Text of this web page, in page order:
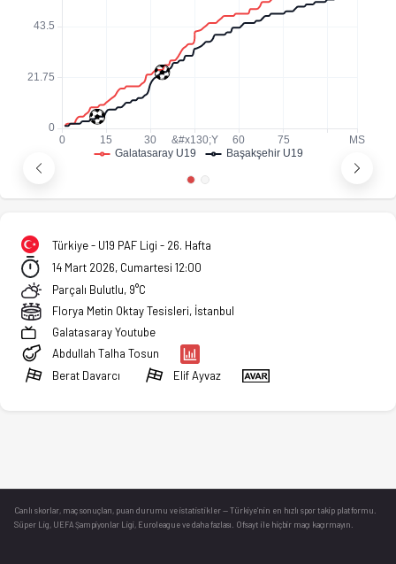
Türkiye - U19 PAF Ligi - 26. Hafta
14 Mart 2026, Cumartesi 12:00
Parçalı Bulutlu, 9°C
Florya Metin Oktay Tesisleri, İstanbul
Galatasaray Youtube
Abdullah Talha Tosun
Berat Davarcı
Elif Ayvaz
Canlı skorlar , maç sonuçları, puan durumu ve istatistikler — Türkiye’nin en hızlı spor takip platformu.
Süper Lig, UEFA Şampiyonlar Ligi, Euroleague ve daha fazlası. Ofsayt ile hiçbir maçı kaçırmayın.